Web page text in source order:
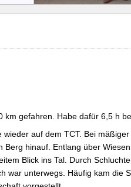
km gefahren. Habe dafür 6,5 h
wieder auf dem TCT. Bei
Berg hinauf. Entlang über
Blick ins Tal. Durch
war unterwegs. Häufig kam die